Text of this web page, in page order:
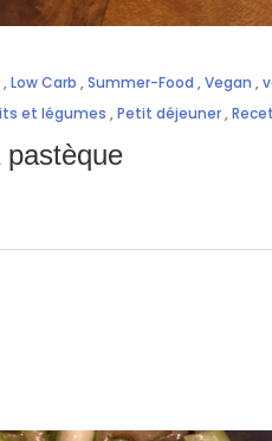
,Low Carb ,Summer-Food ,Vegan ,
et légumes ,Petit déjeuner,
pastèque